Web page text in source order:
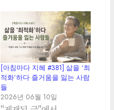
[아침마다 지혜 #381] 삶을 ‘최
적화’하다 즐거움을 잃는 사람
들
2026년 06월 10일